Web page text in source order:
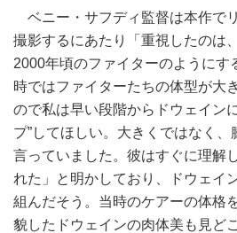
ベニー・サフディ監督は本作で
撮影するにあたり「重視したのは
2000年頃のファイターのようにす
時ではファイターたちの体型が大
ので私は早い段階からドウェイン
プ”してほしい。大きくではなく、
言っていました。彼はすぐに理解
れた」と明かしており、ドウェイ
組んだそう。当時のケアーの体格
貌したドウェインの肉体美も見ど